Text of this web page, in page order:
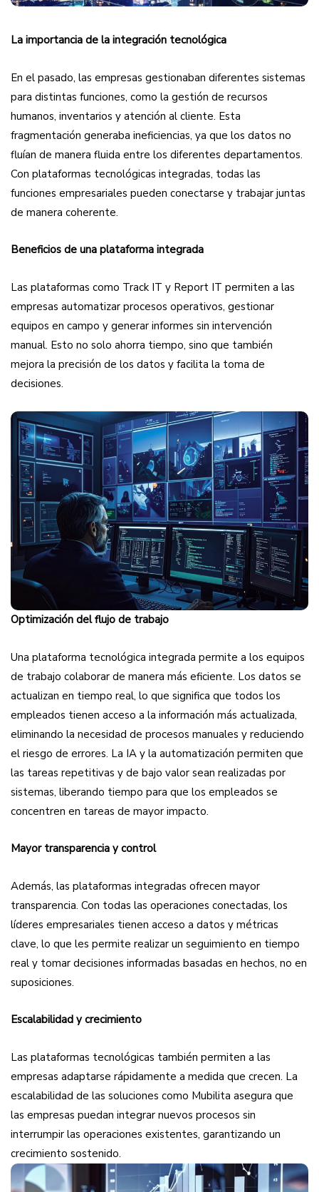
La importancia de la integración tecnológica
En el pasado, las empresas gestionaban diferentes sistemas
para distintas funciones, como la gestión de recursos
humanos, inventarios y atención al cliente. Esta
fragmentación generaba ineficiencias, ya que los datos no
fluían de manera fluida entre los diferentes departamentos.
Con plataformas tecnológicas integradas, todas las
funciones empresariales pueden conectarse y trabajar juntas
de manera coherente.
Beneficios de una plataforma integrada
Las plataformas como Track IT y Report IT permiten a las
empresas automatizar procesos operativos, gestionar
equipos en campo y generar informes sin intervención
manual. Esto no solo ahorra tiempo, sino que también
mejora la precisión de los datos y facilita la toma de
decisiones.
Optimización del flujo de trabajo
Una plataforma tecnológica integrada permite a los equipos
de trabajo colaborar de manera más eficiente. Los datos se
actualizan en tiempo real, lo que significa que todos los
empleados tienen acceso a la información más actualizada,
eliminando la necesidad de procesos manuales y reduciendo
el riesgo de errores. La IA y la automatización permiten que
las tareas repetitivas y de bajo valor sean realizadas por
sistemas, liberando tiempo para que los empleados se
concentren en tareas de mayor impacto.
Mayor transparencia y control
Además, las plataformas integradas ofrecen mayor
transparencia. Con todas las operaciones conectadas, los
líderes empresariales tienen acceso a datos y métricas
clave, lo que les permite realizar un seguimiento en tiempo
real y tomar decisiones informadas basadas en hechos, no en
suposiciones.
Escalabilidad y crecimiento
Las plataformas tecnológicas también permiten a las
empresas adaptarse rápidamente a medida que crecen. La
escalabilidad de las soluciones como Mubilita asegura que
las empresas puedan integrar nuevos procesos sin
interrumpir las operaciones existentes, garantizando un
crecimiento sostenido.